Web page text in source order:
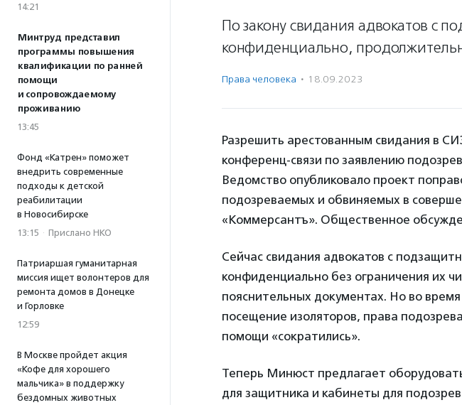
14:21
Минтруд представил
программы повышения
квалификации по ранней
помощи
и сопровождаемому
проживанию
13:45
Фонд «Катрен» поможет
внедрить современные
подходы к детской
реабилитации
в Новосибирске
13:15 · Прислано НКО
Патриаршая гуманитарная
миссия ищет волонтеров для
ремонта домов в Донецке
и Горловке
12:59
В Москве пройдет акция
«Кофе для хорошего
мальчика» в поддержку
бездомных животных
По закону свидания адвокатов с
конфиденциально,
Права человека · 18.09.2023
Разрешить арестованным свидания в
конференц-связи по заявлению
Ведомство опубликовало проект
подозреваемых и обвиняемых в
«Коммерсантъ». Общественное
Сейчас свидания адвокатов с
конфиденциально без ограничения их
пояснительных документах. Но во
посещение изоляторов, права
помощи «сократились».
Теперь Минюст предлагает
для защитника и кабинеты для